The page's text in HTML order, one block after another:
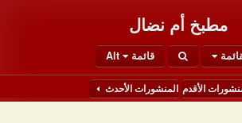
مطبخ أم نضال
قائمة Alt
الأقدم المنشورات الأحدث